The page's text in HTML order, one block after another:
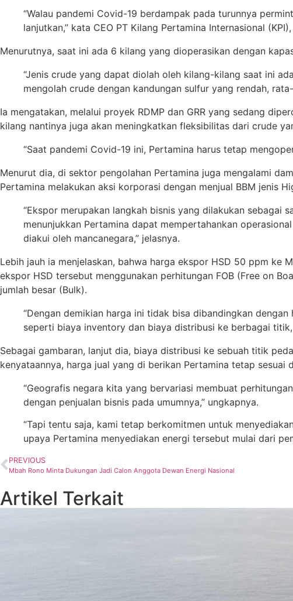
“Walau pandemi Covid-19 berdampak pada turunnya
lanjutkan,” kata CEO PT Kilang Pertamina Internasional
Menurutnya, saat ini ada 6 kilang yang dioperasikan dengan
“Jenis crude yang dapat diolah oleh kilang-kilang saat ini
mengolah crude dengan kandungan sulfur yang rendah,
Ia mengatakan, melalui proyek RDMP dan GRR yang sedang
kilang nantinya juga akan meningkatkan fleksibilitas dari crude
“Saat pandemi Covid-19 ini, Pertamina harus tetap
Menurut dia, di sektor pengolahan Pertamina juga mengalami
Pertamina melakukan aksi korporasi dengan menjual BBM jenis
“Ekspor merupakan langkah bisnis yang dilakukan sebagai
menunjukkan Pertamina dapat mempertahankan
diakui oleh mancanegara,” jelasnya.
Lebih jauh ia menjelaskan, bahwa harga ekspor HSD 50 ppm ke
ekspor HSD tersebut menggunakan perhitungan FOB (Free on
jumlah besar (Bulk).
“Dengan demikian harga ini tidak bisa dibandingkan
seperti biaya inventory dan biaya distribusi ke berbagai
Sebagai gambaran, lanjut dia, biaya distribusi ke sebuah titik
kenyataannya, harga jual yang di berikan Pertamina tetap sesuai
“Geografis negara kita yang bervariasi membuat
dengan penjualan bisnis pada umumnya,” ungkapnya.
“Tapi tentu saja, kami tetap berkomitmen untuk
upaya Pertamina menyediakan energi tersebut mulai dari
PREVIOUS
Mbah Rono Minta Dukungan Jadi Calon Anggota Dewan Energi Nasional
Artikel Terkait